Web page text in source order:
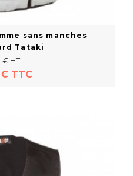
plus
sans manches
Tataki
€ HT
TTC